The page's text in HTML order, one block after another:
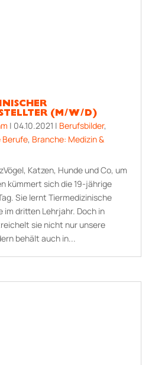
(M/W/D)
| 04.10.2021 | Berufsbilder,
Berufe, Branche: Medizin &
Katzen, Hunde und Co, um
kümmert sich die 19-­jährige
Sie lernt Tiermedizinische
im dritten Lehrjahr. Doch in
sie nicht nur unsere
behält auch in...